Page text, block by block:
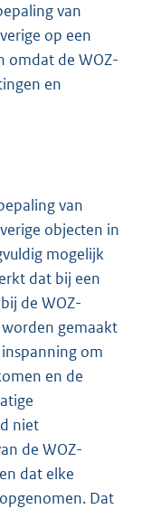
van
op een
omdat de WOZ-
en
van
objecten in
mogelijk
dat bij een
de WOZ-
gemaakt
om
en de
niet
de WOZ-
dat elke
Dat